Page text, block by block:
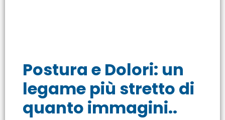
Postura e Dolori: un
legame più stretto di
quanto immagini..